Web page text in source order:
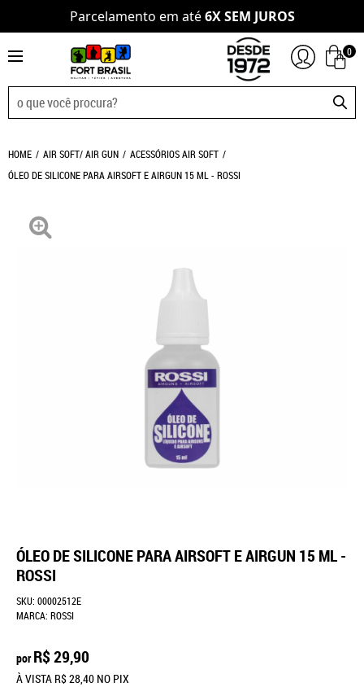
Parcelamento em até6X SEM JUROS
0
HOME AIR SOFT/ AIR GUN
ACESSÓRIOS AIR SOFT
ÓLEO DE SILICONE PARA AIRSOFT E AIRGUN 15 ML - ROSSI
ÓLEO DE SILICONE PARA AIRSOFT E AIRGUN 15 ML -
ROSSI
SKU: 00002512E
MARCA: ROSSI
por R$ 29,90
À VISTA R$ 28,40 NO PIX